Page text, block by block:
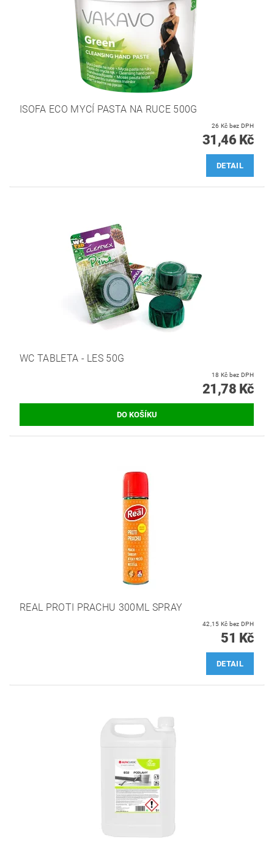
ISOFA ECO MYCÍ PASTA NA RUCE 500G
26 Kč bez DPH
31,46 Kč
DETAIL
WC TABLETA - LES 50G
18 Kč bez DPH
21,78 Kč
REAL PROTI PRACHU 300ML SPRAY
42,15 Kč bez DPH
51 Kč
DETAIL